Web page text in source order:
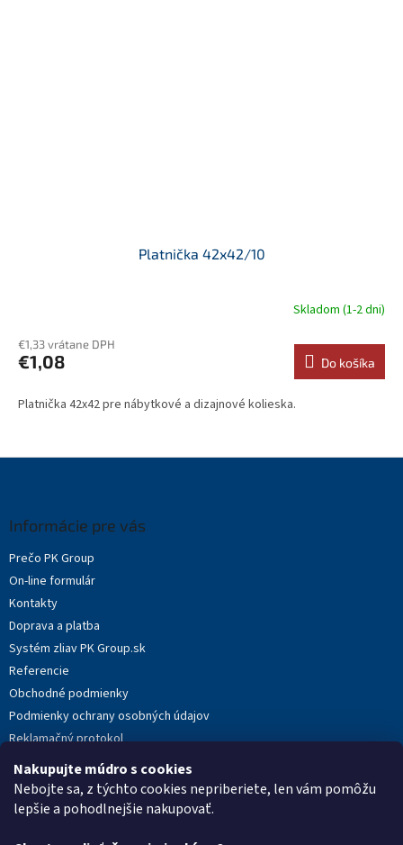
Nakupujte múdro s cookies
Nebojte sa, z týchto cookies nepriberiete, len vám pomôžu
lepšie a pohodlnejšie nakupovať.
Platnička 42x42/10
Skladom (1-2 dni)
€1,33 vrátane DPH
€1,08 Do košíka
Platnička 42x42 pre nábytkové a dizajnové kolieska.
Informácie pre vás
Prečo PK Group
On-line formulár
Kontakty
Doprava a platba
Systém zliav PK Group.sk
Referencie
Obchodné podmienky
Podmienky ochrany osobných údajov
Reklamačný protokol
Novinky
Moja objednávka